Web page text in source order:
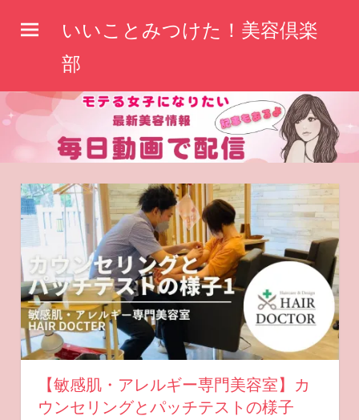
へ
いいことみつけた！美容倶楽
部
【敏感肌・アレルギー専門美容室】カ
ウンセリングとパッチテストの様子